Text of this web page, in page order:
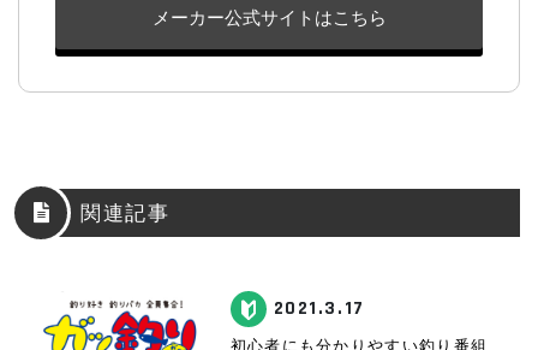
メーカー公式サイトはこちら
関連記事
2021.3.17